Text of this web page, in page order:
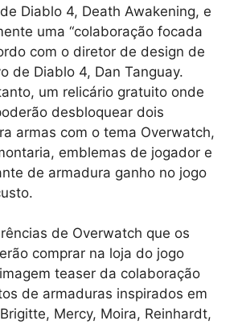
Diablo 4, Death Awakening, e
uma “colaboração focada
com o diretor de design de
de Diablo 4, Dan Tanguay.
um relicário gratuito onde
desbloquear dois
armas com o tema Overwatch,
emblemas de jogador e
de armadura ganho no jogo
de Overwatch que os
comprar na loja do jogo
teaser da colaboração
de armaduras inspirados em
Mercy, Moira, Reinhardt,